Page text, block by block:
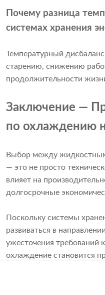
Почему разница
системах хранения
Температурный
старению, снижению
продолжительности
Заключение —
по охлаждению
Выбор между
— это не просто
влияет на
долгосрочные
Поскольку системы
развиваться в
ужесточения требований
охлаждение становится
во многих сценариях.
конечном итоге зависит